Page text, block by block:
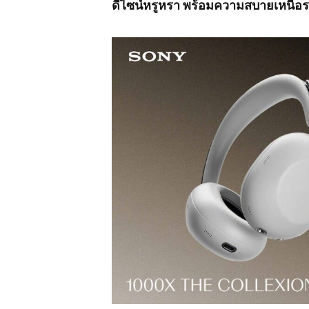
ดีไซน์หรูหรา พร้อมความสบายเหนือ